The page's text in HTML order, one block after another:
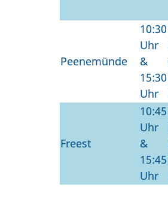
Peenemünde
10:30
Uhr
&
15:30
Uhr
Freest
10:45
Uhr
&
15:45
Uhr